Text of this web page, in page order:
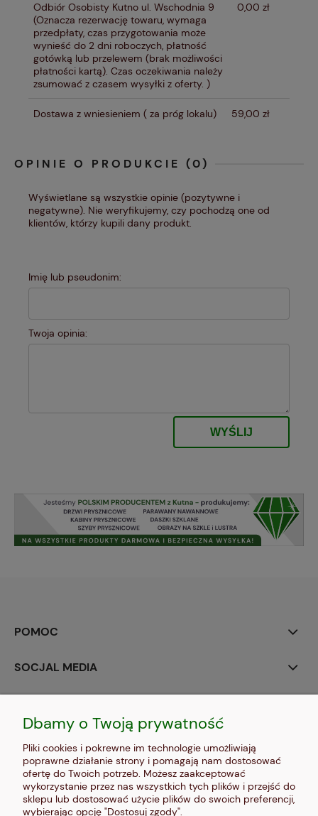
Odbiór Osobisty Kutno ul. Wschodnia 9
(Oznacza rezerwację towaru, wymaga
przedpłaty, czas przygotowania może
wynieść do 2 dni roboczych, płatność
gotówką lub przelewem (brak możliwości
płatności kartą). Czas oczekiwania należy
zsumować z czasem wysyłki z oferty. )
0,00 zł
Dostawa z wniesieniem ( za próg lokalu) 59,00 zł
OPINIE O PRODUKCIE (0)
Wyświetlane są wszystkie opinie (pozytywne i
negatywne). Nie weryfikujemy, czy pochodzą one od
klientów, którzy kupili dany produkt.
Imię lub pseudonim:
Twoja opinia:
WYŚLIJ
POMOC
SOCJAL MEDIA
INFORMACJE
O NAS
Dbamy o Twoją prywatność
Pliki cookies i pokrewne im technologie umożliwiają
poprawne działanie strony i pomagają nam dostosować
ofertę do Twoich potrzeb. Możesz zaakceptować
wykorzystanie przez nas wszystkich tych plików i przejść do
sklepu lub dostosować użycie plików do swoich preferencji,
wybierając opcję "Dostosuj zgody".